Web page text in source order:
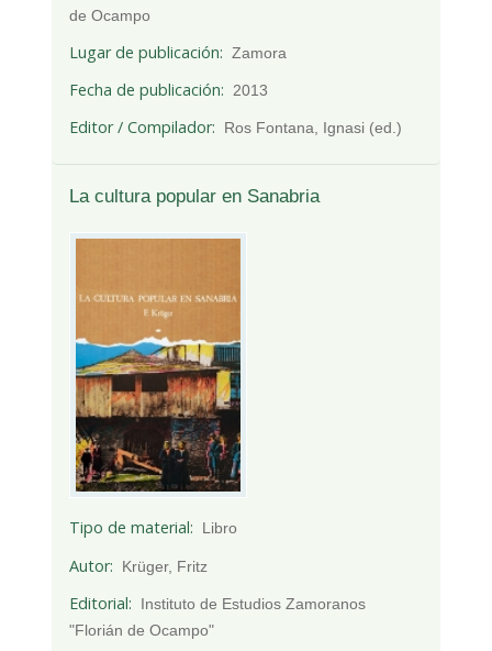
de Ocampo
Lugar de publicación Zamora
Fecha de publicación 2013
Editor / Compilador Ros Fontana, Ignasi (ed.)
La cultura popular en Sanabria
Tipo de material Libro
Autor Krüger, Fritz
Editorial
Instituto de Estudios Zamoranos
"Florián de Ocampo"